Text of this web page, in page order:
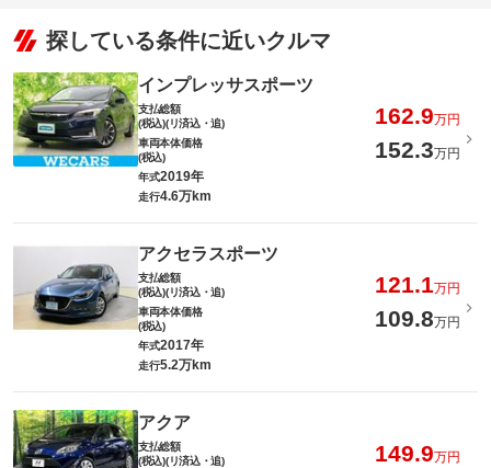
探している条件に近いクルマ
インプレッサスポーツ
支払総額
(税込)(リ済込・追)
162.9万円
車両本体価格
(税込)
152.3万円
年式2019年
走行4.6万km
アクセラスポーツ
支払総額
(税込)(リ済込・追)
121.1万円
車両本体価格
(税込)
109.8万円
年式2017年
走行5.2万km
アクア
支払総額
(税込)(リ済込・追)
149.9万円